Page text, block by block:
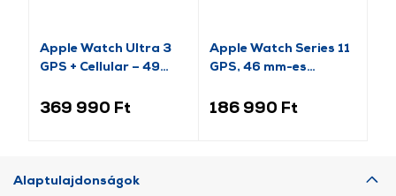
Apple Watch Ultra 3
GPS + Cellular – 49
acélkék óceán szíj
369 990 Ft
Apple Watch Series 11
GPS, 46 mm-es
alumíniumtok, fekete
186 990 Ft
Alaptulajdonságok